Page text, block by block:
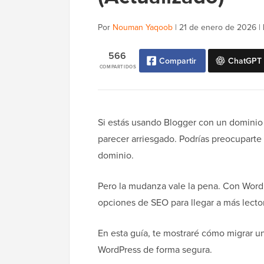
Por Nouman Yaqoob | 21 de enero de 2026 |
COMPARTIDOS
566 Compartir ChatGPT
Si estás usando Blogger con un
parecer arriesgado. Podrías
dominio.
Pero la mudanza vale la pena. Con
opciones de SEO para llegar a más
En esta guía, te mostraré cómo migrar
WordPress de forma segura.